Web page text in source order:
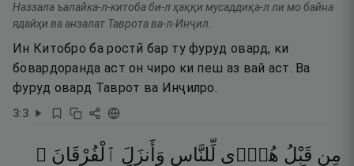
Наззала ъалайка-л-китоба би-л ҳаққи мусаддиқа-л ли мо байна
ядайҳи ва анзалат Таврота ва-л-Инҷил.
Ин Китобро ба ростӣ бар ту фуруд овард, ки
бовардоранда аст он чиро ки пеш аз вай аст. Ва
фуруд овард Таврот ва Инҷилро.
3:3
مِن قَبْلُ هُدًۭى لِّلنَّاسِ وَأَنزَلَ ٱلْفُرْقَانَ ۗ